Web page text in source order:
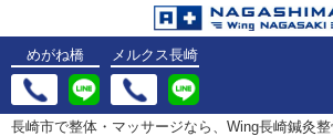
めがね橋 メルクス長崎
長崎市で整体・マッサージなら、Wing長崎鍼灸